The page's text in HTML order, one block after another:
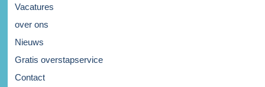
Vacatures
over ons
Nieuws
Gratis overstapservice
Contact